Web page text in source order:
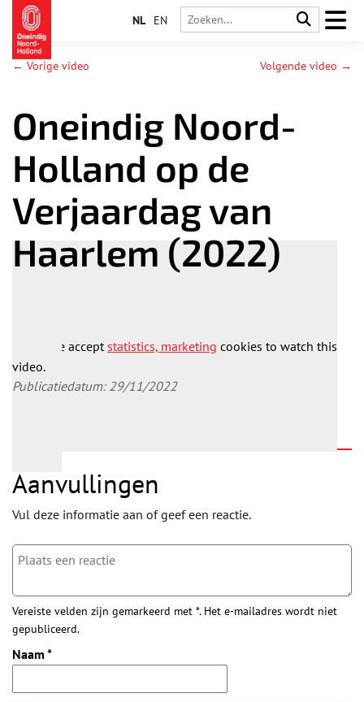
NL EN
← Vorige video Volgende video →
Oneindig Noord-
Holland op de
Verjaardag van
Haarlem (2022)
Please acceptstatistics, marketing cookies to watch this
video.
Publicatiedatum: 29/11/2022
Aanvullingen
Vul deze informatie aan of geef een reactie.
Vereiste velden zijn gemarkeerd met *. Het e-mailadres wordt niet
gepubliceerd.
Naam *